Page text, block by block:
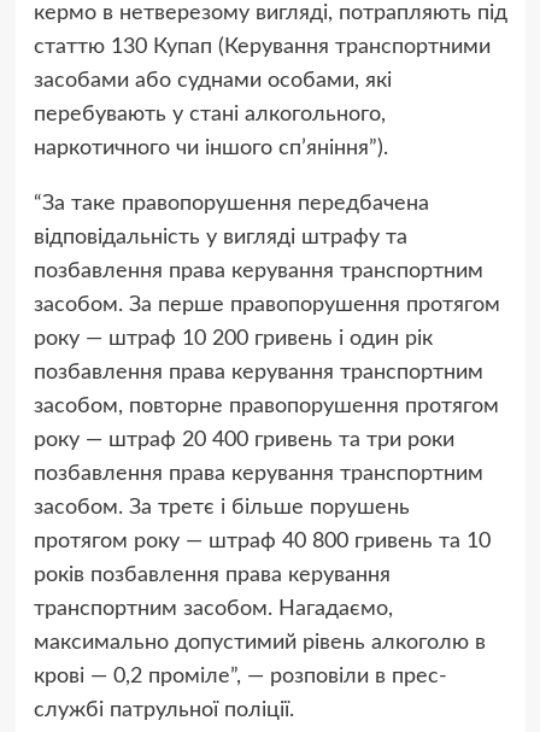
кермо в нетверезому вигляді, потрапляють під
статтю 130 Купап (Керування транспортними
засобами або суднами особами, які
перебувають у стані алкогольного,
наркотичного чи іншого сп’яніння”).
“За таке правопорушення передбачена
відповідальність у вигляді штрафу та
позбавлення права керування транспортним
засобом. За перше правопорушення протягом
року — штраф 10 200 гривень і один рік
позбавлення права керування транспортним
засобом, повторне правопорушення протягом
року — штраф 20 400 гривень та три роки
позбавлення права керування транспортним
засобом. За третє і більше порушень
протягом року — штраф 40 800 гривень та 10
років позбавлення права керування
транспортним засобом. Нагадаємо,
максимально допустимий рівень алкоголю в
крові — 0,2 проміле”, — розповіли в прес-
службі патрульної поліції.